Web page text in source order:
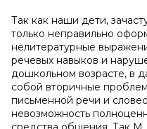
Так как наши дети,
только неправильно
нелитературные
речевых навыков и
дошкольном возрасте, в
собой вторичные
письменной речи и
невозможность